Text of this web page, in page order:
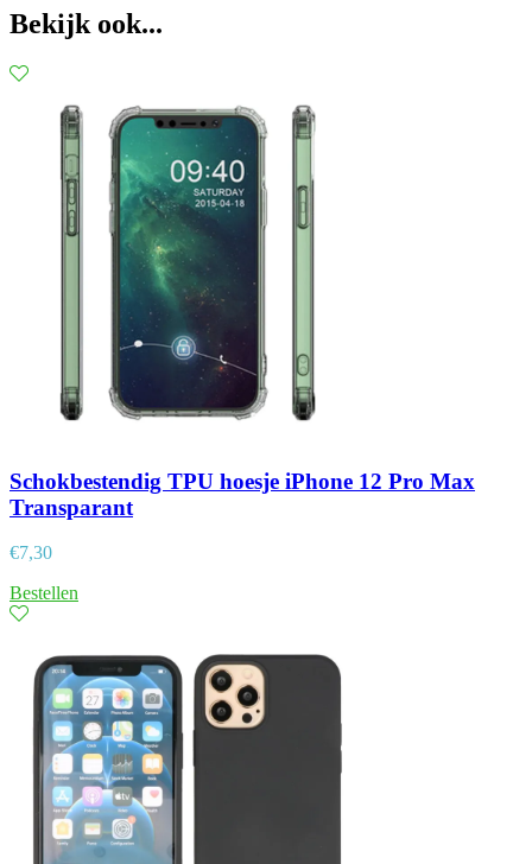
Bekijk ook...
Schokbestendig TPU hoesje iPhone 12 Pro Max
Transparant
€7,30
Bestellen